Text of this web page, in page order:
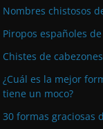
Nombres chistosos
Piropos españoles
Chistes de cabezones
¿Cuál es la mejor
tiene un moco?
30 formas graciosas